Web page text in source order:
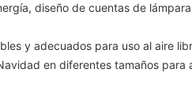
diseño de cuentas de
y adecuados para uso al aire
en diferentes tamaños